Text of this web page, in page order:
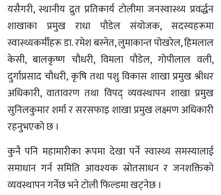
यसैगरी, स्थानीय द्रुत प्रतिकार्य टोलीमा जनस्वास्थ्य प्रवर्द्धन
शाखाका प्रमुख राधा पौडेल संयोजक, सदस्यहरूमा
स्वास्थ्यकर्मीहरू डा. रमेश बस्नेत, लुमाकान्त पोखरेल, हिमलाल
केसी, बालकृष्ण चौधरी, विमला पौडेल, गोपीलाल वली,
दुर्गाप्रसाद चौधरी, कृषि तथा पशु विकास शाखा प्रमुख श्रीधर
अधिकारी, वातावरण तथा विपद् व्यवस्थापन शाखा प्रमुख
सुनिलकुमार शर्मा र सरसफाइ शाखा प्रमुख लक्ष्मण अधिकारी
रहनुभएको छ ।
कुनै पनि महामारीका रूपमा देखा पर्ने स्वास्थ्य समस्यालाई
समाधान गर्न समिति आवश्यक स्रोतसाधन र जनशक्तिको
व्यवस्थापन गर्नेछ भने टोली फिल्डमा खट्नेछ ।